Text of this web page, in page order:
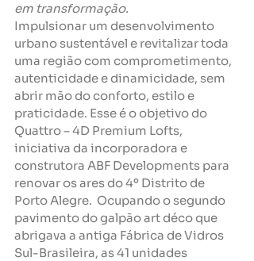
em transformação.
Impulsionar um desenvolvimento
urbano sustentável e revitalizar toda
uma região com comprometimento,
autenticidade e dinamicidade, sem
abrir mão do conforto, estilo e
praticidade. Esse é o objetivo do
Quattro – 4D Premium Lofts,
iniciativa da incorporadora e
construtora ABF Developments para
renovar os ares do 4º Distrito de
Porto Alegre.  Ocupando o segundo
pavimento do galpão art déco que
abrigava a antiga Fábrica de Vidros
Sul-Brasileira, as 41 unidades